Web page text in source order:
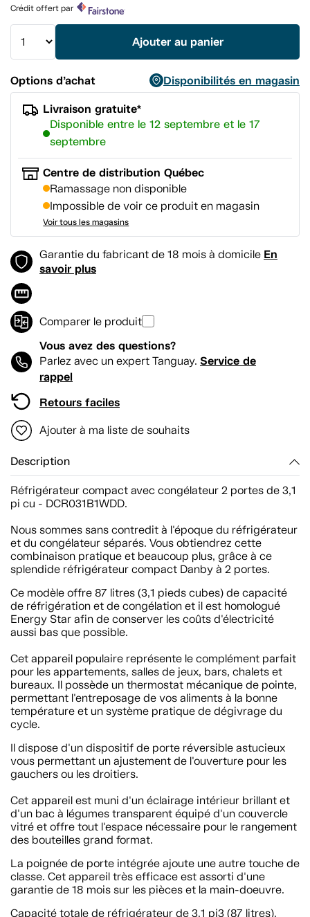
la
même
Crédit offert par
Ajouter au panier
Options d’achat
Disponibilités en magasin
Livraison gratuite*
Disponible entre le 12 septembre et le 17
septembre
Centre de distribution Québec
Ramassage non disponible
Impossible de voir ce produit en magasin
Voir tous les magasins
Garantie du fabricant de 18 mois à domicile En
savoir plus
Comparer le produit
Vous avez des questions?
Parlez avec un expert Tanguay. Service de
rappel
Retours faciles
Ajouter à ma liste de souhaits
Description
Réfrigérateur compact avec congélateur 2 portes de 3,1
pi cu - DCR031B1WDD.
Nous sommes sans contredit à l'époque du réfrigérateur
et du congélateur séparés. Vous obtiendrez cette
combinaison pratique et beaucoup plus, grâce à ce
splendide réfrigérateur compact Danby à 2 portes.
Ce modèle offre 87 litres (3,1 pieds cubes) de capacité
de réfrigération et de congélation et il est homologué
Energy Star afin de conserver les coûts d'électricité
aussi bas que possible.
Cet appareil populaire représente le complément parfait
pour les appartements, salles de jeux, bars, chalets et
bureaux. Il possède un thermostat mécanique de pointe,
permettant l'entreposage de vos aliments à la bonne
température et un système pratique de dégivrage du
cycle.
Il dispose d'un dispositif de porte réversible astucieux
vous permettant un ajustement de l'ouverture pour les
gauchers ou les droitiers.
Cet appareil est muni d'un éclairage intérieur brillant et
d'un bac à légumes transparent équipé d'un couvercle
vitré et offre tout l'espace nécessaire pour le rangement
des bouteilles grand format.
La poignée de porte intégrée ajoute une autre touche de
classe. Cet appareil très efficace est assorti d'une
garantie de 18 mois sur les pièces et la main-doeuvre.
Capacité totale de réfrigérateur de 3.1 pi3 (87 litres).